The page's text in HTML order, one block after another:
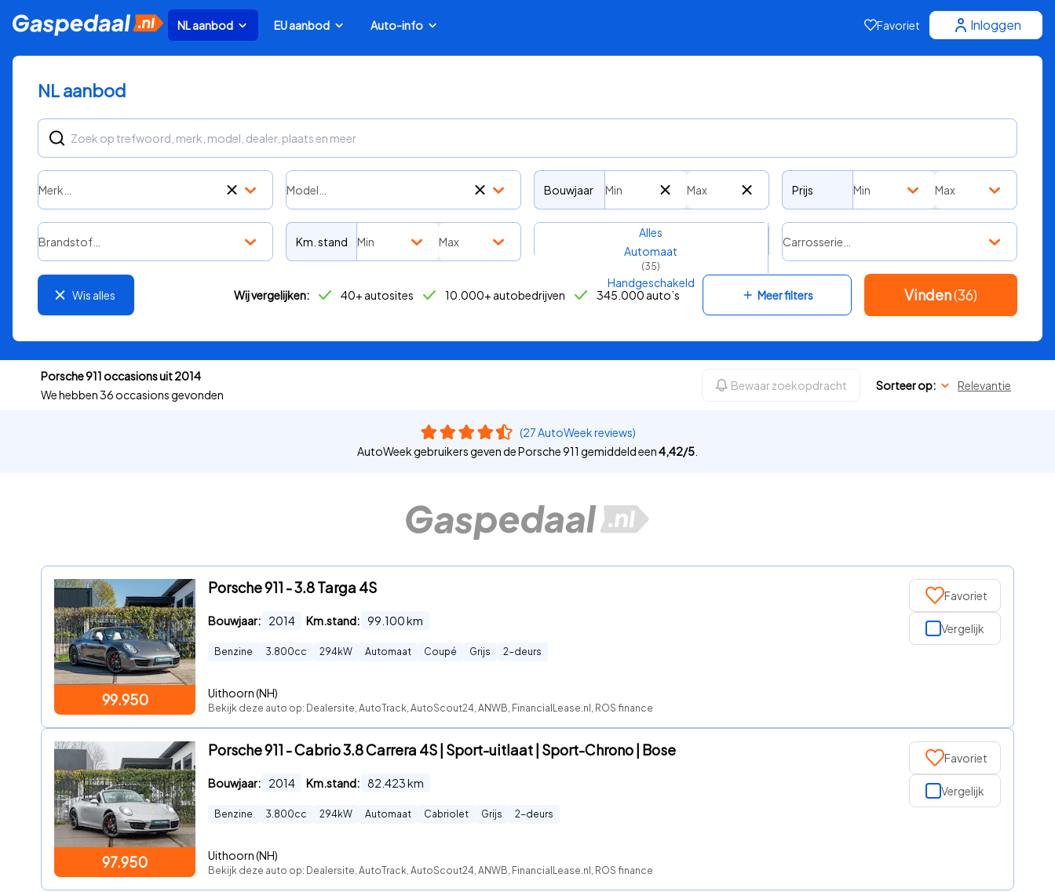
NL aanbod EU aanbod Auto-info Favoriet Inloggen
NL aanbod
Merk… Model… Bouwjaar Min Max Prijs Min Max
Brandstof… Km. stand Min Max
Transmissie
Alles
Automaat
(35)
Handgeschakeld
Carrosserie…
Meer filters
Wis alles Vinden(36)
Wij vergelijken: 40+ autosites 10.000+ autobedrijven 345.000 auto’s
Porsche 911 occasions uit 2014
We hebben36 occasions gevonden
Bewaar zoekopdracht Sorteer op: Relevantie
(27 AutoWeek reviews)
AutoWeek gebruikers geven de Porsche 911 gemiddeld een4,42/5
99.950
Porsche 911 - 3.8 Targa 4S
Bouwjaar: 2014 Km.stand: 99.100km
Benzine 3.800cc 294 kW Automaat Coupé Grijs 2-deurs
Uithoorn (NH)
Bekijk deze auto op: Dealersite, AutoTrack, AutoScout24, ANWB, FinancialLease.nl, ROS finance
Favoriet
Vergelijk
97.950
Porsche 911 - Cabrio 3.8 Carrera 4S | Sport-uitlaat | Sport-Chrono | Bose
Bouwjaar: 2014 Km.stand: 82.423km
Benzine 3.800cc 294 kW Automaat Cabriolet Grijs 2-deurs
Uithoorn (NH)
Bekijk deze auto op: Dealersite, AutoTrack, AutoScout24, ANWB, FinancialLease.nl, ROS finance
Favoriet
Vergelijk